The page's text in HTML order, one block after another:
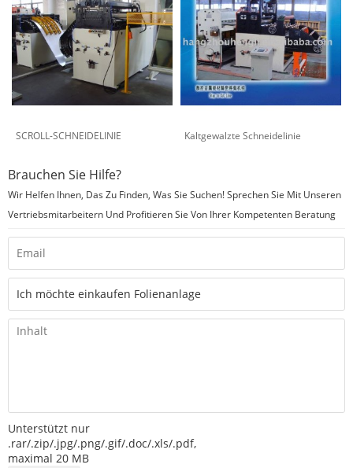
SCROLL-SCHNEIDELINIE Kaltgewalzte Schneidelinie
Brauchen Sie Hilfe?
Wir Helfen Ihnen, Das Zu Finden, Was Sie Suchen! Sprechen Sie Mit Unseren
Vertriebsmitarbeitern Und Profitieren Sie Von Ihrer Kompetenten Beratung
Unterstützt nur
.rar/.zip/.jpg/.png/.gif/.doc/.xls/.pdf,
maximal 20 MB